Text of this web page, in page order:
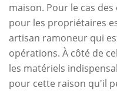
maison. Pour le cas
pour les propriétaires
artisan ramoneur qui
opérations. À côté de
les matériels
pour cette raison qu'il